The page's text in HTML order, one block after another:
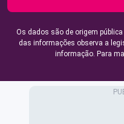
Os dados são de origem
das informações observa a
informação. Para